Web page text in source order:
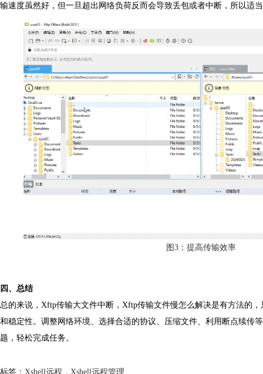
输速度虽然好，但一旦超出网络负荷反而会导致丢包或者中断，所以适
图3：提高传输效率
四、总结
总的来说，Xftp传输大文件中断，Xftp传输文件慢怎么解决是有方法的
和稳定性。调整网络环境、选择合适的协议、压缩文件、利用断点续传
题，轻松完成任务。
标签： Xshell远程 ， Xshell远程管理